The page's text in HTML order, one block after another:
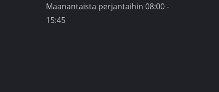
Maanantaista perjantaihin 08:00 -
15:45